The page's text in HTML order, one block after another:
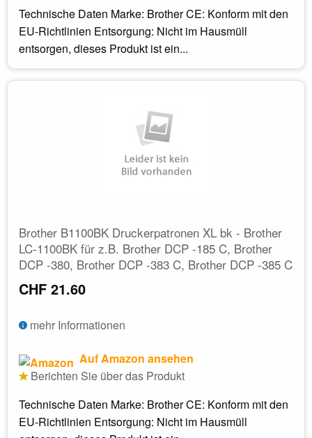
Technische Daten Marke: Brother CE: Konform mit den
EU-Richtlinien Entsorgung: Nicht im Hausmüll
entsorgen, dieses Produkt ist ein...
Brother B1100BK Druckerpatronen XL bk - Brother
LC-1100BK für z.B. Brother DCP -185 C, Brother
DCP -380, Brother DCP -383 C, Brother DCP -385 C
CHF 21.60
mehr Informationen
Auf Amazon ansehen
Berichten Sie über das Produkt
Technische Daten Marke: Brother CE: Konform mit den
EU-Richtlinien Entsorgung: Nicht im Hausmüll